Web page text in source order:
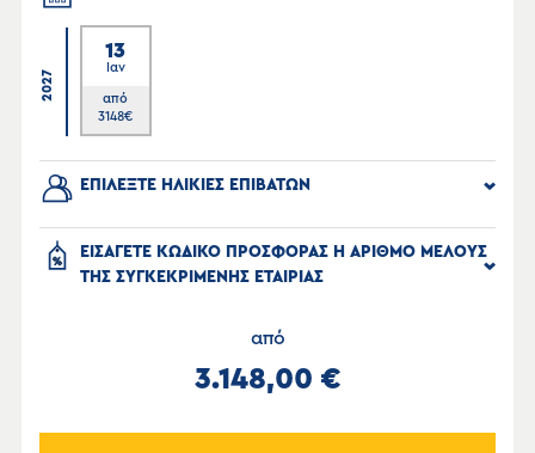
2027
13
Ιαν
από
3148€
ΕΠΙΛΕΞΤΕ ΗΛΙΚΙΕΣ ΕΠΙΒΑΤΩΝ
ΕΙΣΑΓΕΤΕ ΚΩΔΙΚΟ ΠΡΟΣΦΟΡΑΣ Η ΑΡΙΘΜΟ ΜΕΛΟΥΣ
ΤΗΣ ΣΥΓΚΕΚΡΙΜΕΝΗΣ ΕΤΑΙΡΙΑΣ
από
3.148,00 €